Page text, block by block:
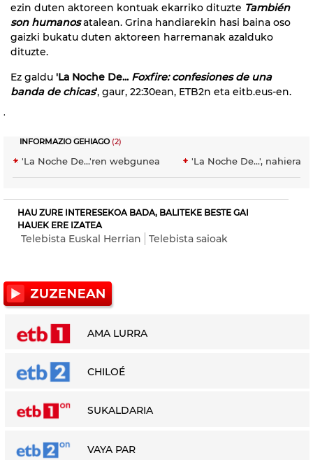
ezin duten aktoreen kontuak ekarriko dituzte También
son humanosatalean. Grina handiarekin hasi baina oso
gaizki bukatu duten aktoreen harremanak azalduko
dituzte.
Ez galdu 'La Noche De... Foxfire: confesiones de una
banda de chicas', gaur, 22:30ean, ETB2n eta eitb.eus-en.
.
INFORMAZIO GEHIAGO(2)
'La Noche De...'ren webgunea 'La Noche De...', nahieran
HAU ZURE INTERESEKOA BADA, BALITEKE BESTE GAI
HAUEK ERE IZATEA
Telebista Euskal Herrian Telebista saioak
AMA LURRA
CHILOÉ
SUKALDARIA
VAYA PAR